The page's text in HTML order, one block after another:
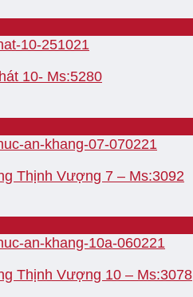
10- Ms:5280
Thịnh Vượng 7 – Ms:3092
Thịnh Vượng 10 – Ms:3078